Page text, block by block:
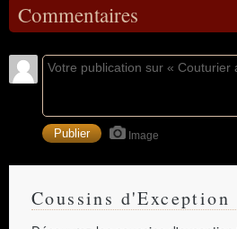
Commentaires
Image
Coussins d'Exception